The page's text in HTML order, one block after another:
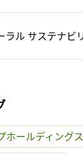
ラル サステナビ
ホールディングス